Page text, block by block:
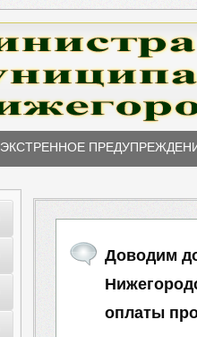
ЭКСТРЕННОЕ
Доводим
оплаты